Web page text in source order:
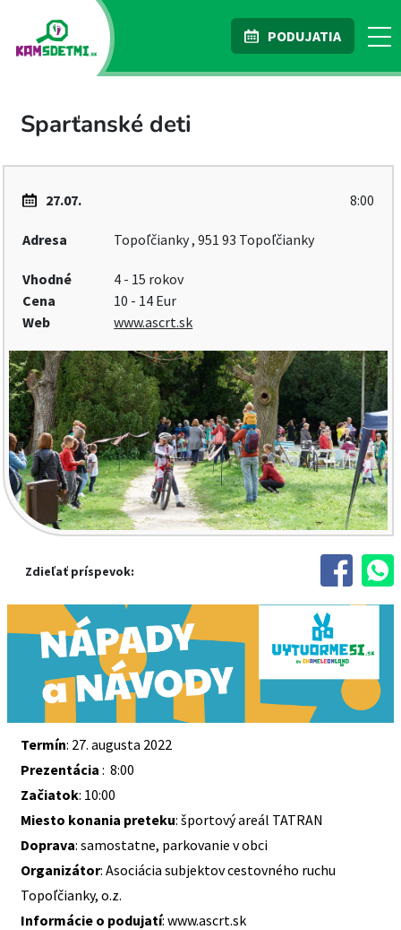
PODUJATIA
Sparťanské deti
27.07. 8:00
Adresa Topoľčianky , 951 93 Topoľčianky
Vhodné
4 - 15 rokov
Cena
10 - 14 Eur
Web
www.ascrt.sk
Zdieľať príspevok:
Termín: 27. augusta 2022
Prezentácia : 8:00
Začiatok: 10:00
Miesto konania preteku: športový areál TATRAN
Doprava: samostatne, parkovanie v obci
Organizátor: Asociácia subjektov cestovného ruchu
Topoľčianky, o.z.
Informácie o podujatí: www.ascrt.sk